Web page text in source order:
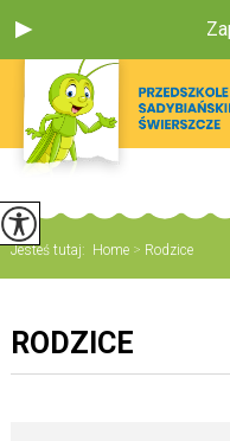
Jesteś tutaj: Home > Rodzice
RODZICE